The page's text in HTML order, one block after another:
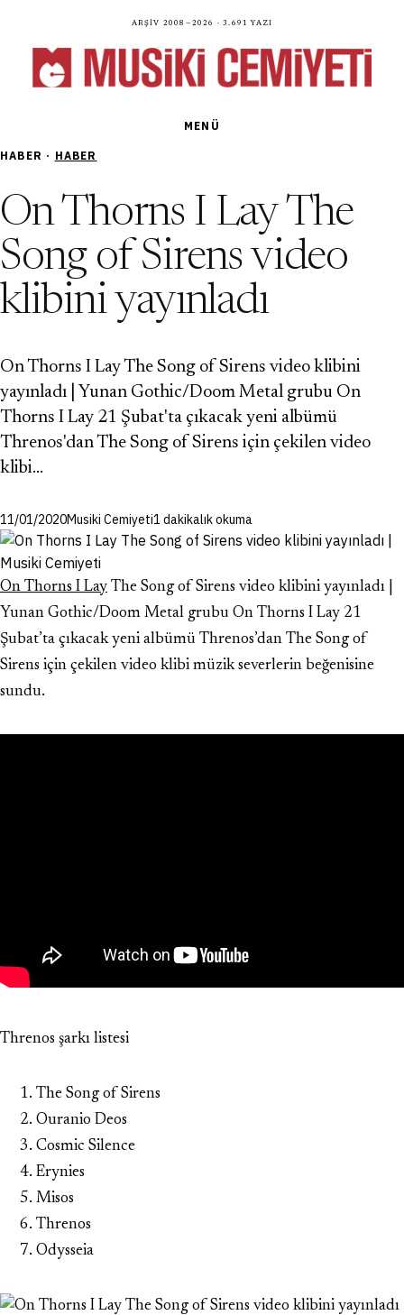
Arşiv 2008—2026 · 3.691 yazı
MENÜ
HABER · HABER
On Thorns I Lay The
Song of Sirens video
klibini yayınladı
On Thorns I Lay The Song of Sirens video klibini
yayınladı | Yunan Gothic/Doom Metal grubu On
Thorns I Lay 21 Şubat'ta çıkacak yeni albümü
Threnos'dan The Song of Sirens için çekilen video
klibi…
11/01/2020Musiki Cemiyeti1 dakikalık okuma
On Thorns I Lay The Song of Sirens video klibini yayınladı |
Yunan Gothic/Doom Metal grubu On Thorns I Lay 21
Şubat’ta çıkacak yeni albümü Threnos’dan The Song of
Sirens için çekilen video klibi müzik severlerin beğenisine
sundu.
Threnos şarkı listesi
The Song of Sirens
Ouranio Deos
Cosmic Silence
Erynies
Misos
Threnos
Odysseia